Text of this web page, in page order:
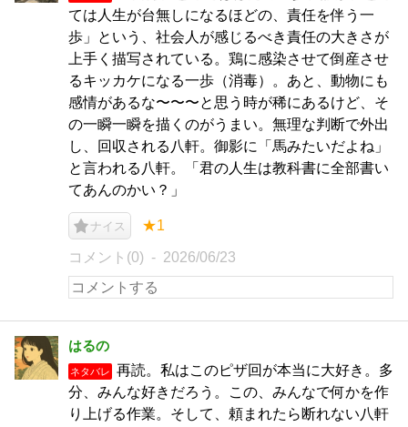
ては人生が台無しになるほどの、責任を伴う一
歩」という、社会人が感じるべき責任の大きさが
上手く描写されている。鶏に感染させて倒産させ
るキッカケになる一歩（消毒）。あと、動物にも
感情があるな〜〜〜と思う時が稀にあるけど、そ
の一瞬一瞬を描くのがうまい。無理な判断で外出
し、回収される八軒。御影に「馬みたいだよね」
と言われる八軒。「君の人生は教科書に全部書い
てあんのかい？」
ナイス ★1
コメント(0) 2026/06/23
はるの
ネタバレ
再読。私はこのピザ回が本当に大好き。多
分、みんな好きだろう。この、みんなで何かを作
り上げる作業。そして、頼まれたら断れない八軒